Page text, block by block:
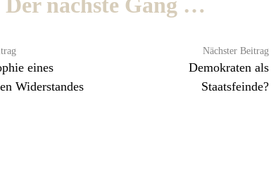
eines
Widerstandes
Nächster Beitrag
Demokraten als
Staatsfeinde?